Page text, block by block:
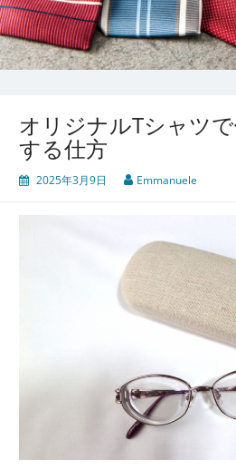
オリジナルTシャツ
する仕方
2025年3月9日 Emmanuele